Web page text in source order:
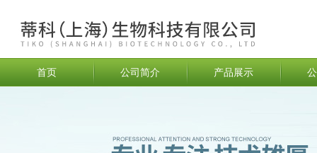
首页 公司简介 产品展示